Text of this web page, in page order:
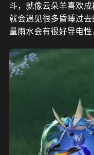
斗，就像云朵羊喜欢
就会遇见很多昏睡过
量雨水会有很好导电性